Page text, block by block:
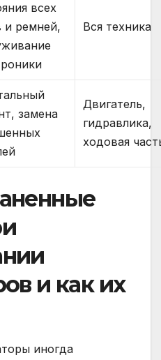
всех
и ремней,
Вся техника
замена
Двигатель,
гидравлика,
ходовая
и как их
иногда